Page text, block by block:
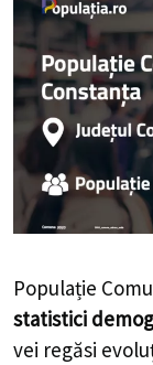
Populație
statistici
vei regăsi